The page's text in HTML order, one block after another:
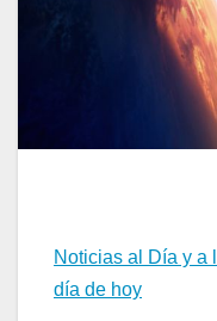
Noticias al Día y a
día de hoy